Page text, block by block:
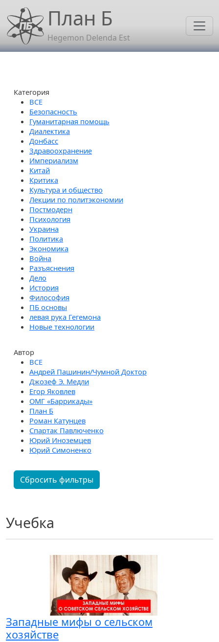
Перейти к основному содержанию
План Б
Hegemon Delenda Est
Учебка
Западные мифы о сельском
хозяйстве
Категория
Безопасность
Гуманитарная помощь
Диалектика
Донбасс
Здравоохранение
Империализм
Китай
Критика
Культура и общество
Лекции по политэкономии
Постмодерн
Психология
Украина
Политика
Экономика
Война
Разъяснения
Дело
История
Философия
ПБ основы
левая рука Гегемона
Новые технологии
Автор
Андрей Пашинин/Чумной Доктор
Джозеф Э. Медли
Егор Яковлев
ОМГ «Баррикады»
План Б
Роман Катунцев
Спартак Павлюченко
Юрий Иноземцев
Юрий Симоненко
Сбросить фильтры